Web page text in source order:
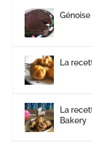
La
La
Bakery